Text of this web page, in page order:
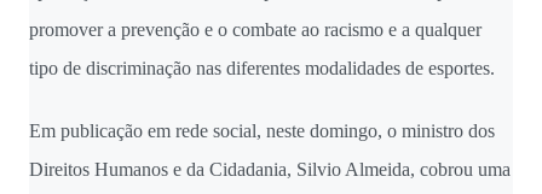
promover a prevenção e o combate ao racismo e a qualquer
tipo de discriminação nas diferentes modalidades de esportes.
Em publicação em rede social, neste domingo, o ministro dos
Direitos Humanos e da Cidadania, Silvio Almeida, cobrou uma